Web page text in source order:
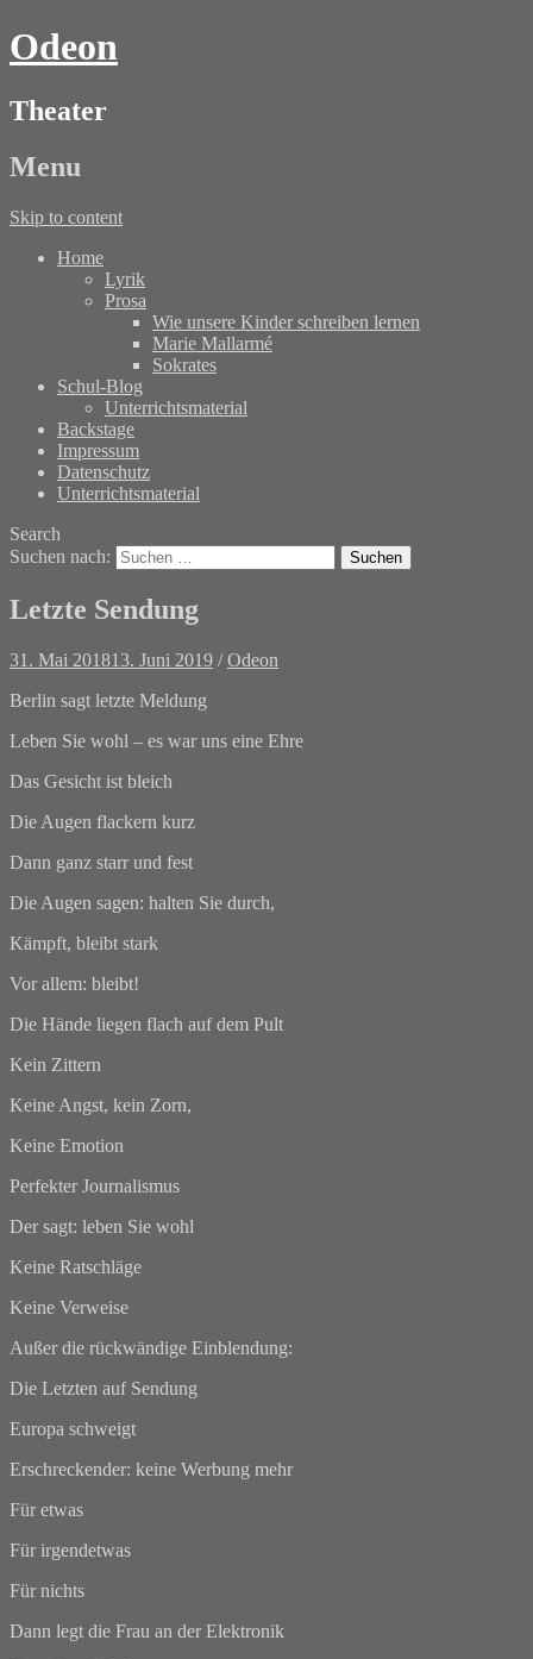
Odeon
Theater
Menu
Skip to content
Home
Lyrik
Prosa
Wie unsere Kinder schreiben lernen
Marie Mallarmé
Sokrates
Schul-Blog
Unterrichtsmaterial
Backstage
Impressum
Datenschutz
Unterrichtsmaterial
Search
Suchen nach:
Letzte Sendung
31. Mai 201813. Juni 2019 /Odeon
Berlin sagt letzte Meldung
Leben Sie wohl – es war uns eine Ehre
Das Gesicht ist bleich
Die Augen flackern kurz
Dann ganz starr und fest
Die Augen sagen: halten Sie durch,
Kämpft, bleibt stark
Vor allem: bleibt!
Die Hände liegen flach auf dem Pult
Kein Zittern
Keine Angst, kein Zorn,
Keine Emotion
Perfekter Journalismus
Der sagt: leben Sie wohl
Keine Ratschläge
Keine Verweise
Außer die rückwändige Einblendung:
Die Letzten auf Sendung
Europa schweigt
Erschreckender: keine Werbung mehr
Für etwas
Für irgendetwas
Für nichts
Dann legt die Frau an der Elektronik